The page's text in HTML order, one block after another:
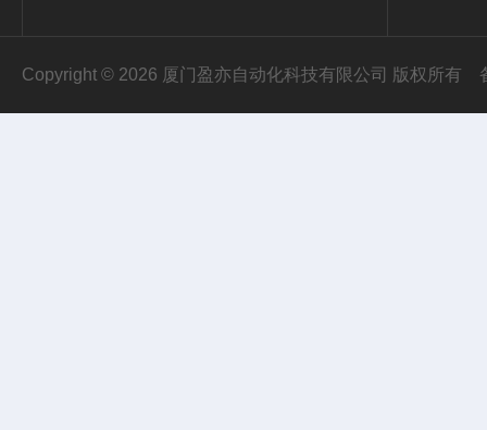
Copyright © 2026 厦门盈亦自动化科技有限公司 版权所有